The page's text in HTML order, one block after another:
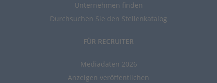
Unternehmen finden
Durchsuchen Sie den Stellenkatalog
FÜR RECRUITER
Mediadaten 2026
Anzeigen veröffentlichen